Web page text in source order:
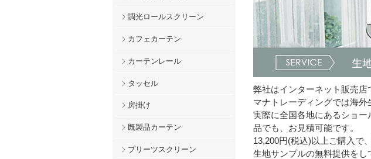
弊社はインターネット販売店
マナトレーディングでは海外
実際に全国各地にあるショ
品でも、お見積可能です。
13,200円(税込)以上ご購入で
生地サンプルの無料提供をし
調光ロールスクリーン
カフェカーテン
カーテンレール
タッセル
房掛け
既製品カーテン
プリーツスクリーン